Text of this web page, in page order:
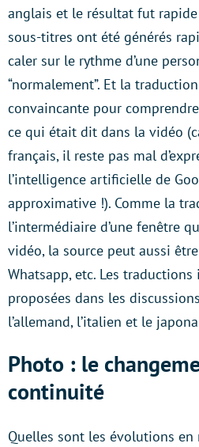
anglais et le résultat fut
sous-titres ont été générés
caler sur le rythme d’une
“normalement”. Et la
convaincante pour
ce qui était dit dans la vidéo
français, il reste pas mal
l’intelligence artificielle de
approximative !). Comme la
l’intermédiaire d’une fenêtre
vidéo, la source peut aussi
Whatsapp, etc. Les
proposées dans les
l’allemand, l’italien et le
Photo : le
continuité
Quelles sont les évolutions en